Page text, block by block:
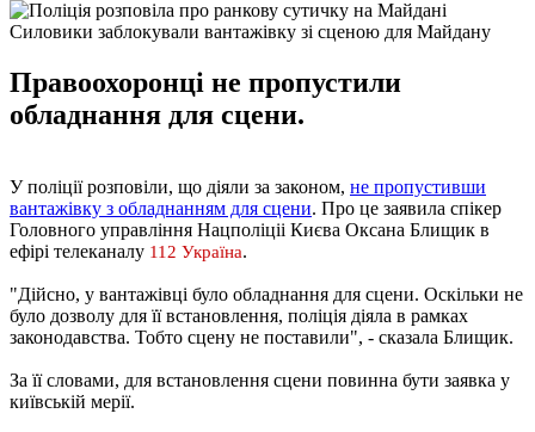
Силовики заблокували вантажівку зі сценою для Майдану
Правоохоронці не пропустили
обладнання для сцени.
У поліції розповіли, що діяли за законом, не пропустивши
вантажівку з обладнанням для сцени. Про це заявила спікер
Головного управління Нацполіціі Києва Оксана Блищик в
ефірі телеканалу 112 Україна.
"Дійсно, у вантажівці було обладнання для сцени. Оскільки не
було дозволу для її встановлення, поліція діяла в рамках
законодавства. Тобто сцену не поставили", - сказала Блищик.
За її словами, для встановлення сцени повинна бути заявка у
київській мерії.